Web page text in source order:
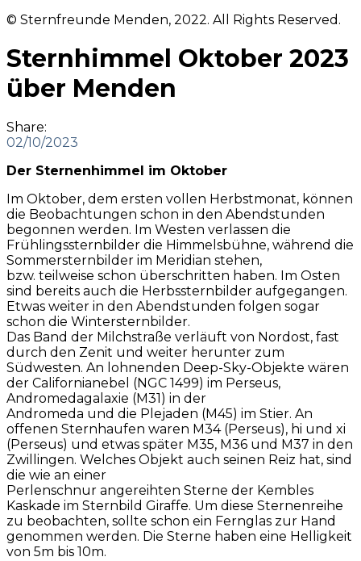
© Sternfreunde Menden, 2022. All Rights Reserved.
Sternhimmel Oktober 2023
über Menden
Share:
02/10/2023
Der Sternenhimmel im Oktober
Im Oktober, dem ersten vollen Herbstmonat, können
die Beobachtungen schon in den Abendstunden
begonnen werden. Im Westen verlassen die
Frühlingssternbilder die Himmelsbühne, während die
Sommersternbilder im Meridian stehen,
bzw. teilweise schon überschritten haben. Im Osten
sind bereits auch die Herbssternbilder aufgegangen.
Etwas weiter in den Abendstunden folgen sogar
schon die Wintersternbilder.
Das Band der Milchstraße verläuft von Nordost, fast
durch den Zenit und weiter herunter zum
Südwesten. An lohnenden Deep-Sky-Objekte wären
der Californianebel (NGC 1499) im Perseus,
Andromedagalaxie (M31) in der
Andromeda und die Plejaden (M45) im Stier. An
offenen Sternhaufen waren M34 (Perseus), hi und xi
(Perseus) und etwas später M35, M36 und M37 in den
Zwillingen. Welches Objekt auch seinen Reiz hat, sind
die wie an einer
Perlenschnur angereihten Sterne der Kembles
Kaskade im Sternbild Giraffe. Um diese Sternenreihe
zu beobachten, sollte schon ein Fernglas zur Hand
genommen werden. Die Sterne haben eine Helligkeit
von 5m bis 10m.